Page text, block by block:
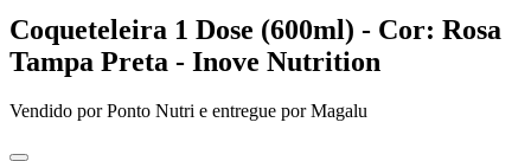
Coqueteleira 1 Dose (600ml) - Cor: Rosa
Tampa Preta - Inove Nutrition
Vendido porPonto Nutri e entregue por Magalu